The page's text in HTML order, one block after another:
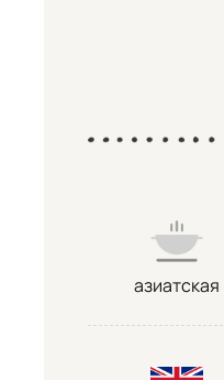
азиатская